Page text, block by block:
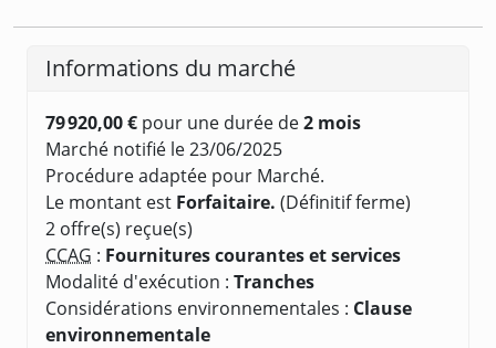
Informations du marché
79 920,00 € pour une durée de2 mois
Marché notifié le 23/06/2025
Procédure adaptée pour Marché.
Le montant est Forfaitaire. (Définitif ferme)
2 offre(s) reçue(s)
CCAG : Fournitures courantes et services
Modalité d'exécution : Tranches
Considérations environnementales : Clause
environnementale